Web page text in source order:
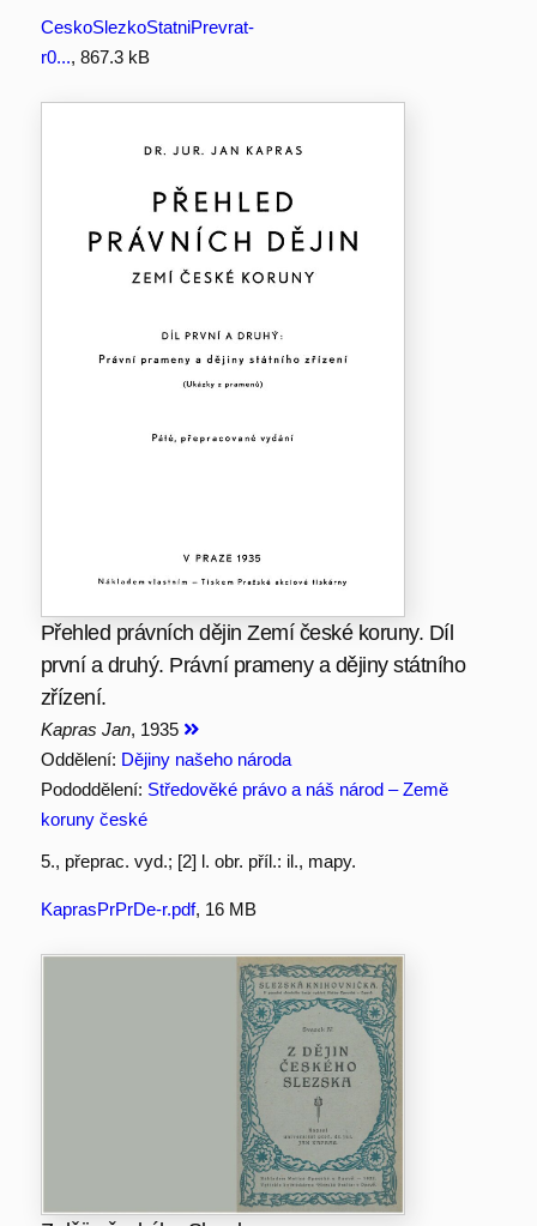
CeskoSlezkoStatniPrevrat-
r0..., 867.3 kB
Přehled právních dějin Zemí české koruny. Díl
první a druhý. Právní prameny a dějiny státního
zřízení.
Kapras Jan, 1935
Oddělení: Dějiny našeho národa
Pododdělení: Středověké právo a náš národ – Země
koruny české
5., přeprac. vyd.; [2] l. obr. příl.: il., mapy.
KaprasPrPrDe-r.pdf, 16 MB